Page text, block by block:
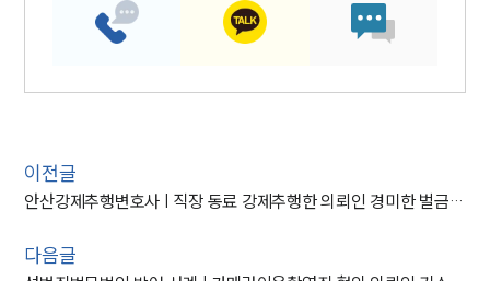
이전글
안산강제추행변호사 | 직장 동료 강제추행한 의뢰인 경미한 벌금형, 강제추행 감형 사유는?
다음글